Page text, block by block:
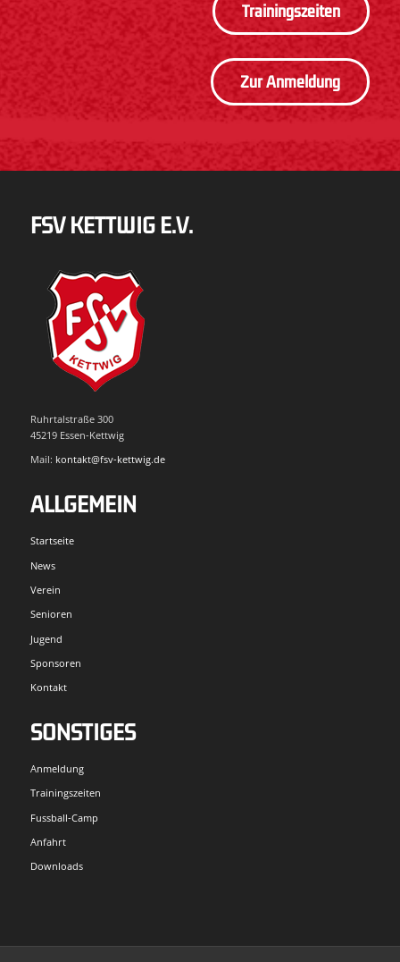
Trainingszeiten
Zur Anmeldung
FSV KETTWIG E.V.
Ruhrtalstraße 300
45219 Essen-Kettwig
Mail: kontakt@fsv-kettwig.de
ALLGEMEIN
Startseite
News
Verein
Senioren
Jugend
Sponsoren
Kontakt
SONSTIGES
Anmeldung
Trainingszeiten
Fussball-Camp
Anfahrt
Downloads